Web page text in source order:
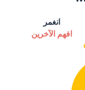
انغمر
افهم الآخرين